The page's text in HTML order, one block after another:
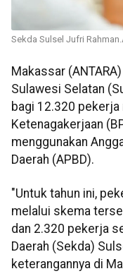
Sekda Sulsel Jufri
Makassar
Sulawesi Selatan
bagi 12.320
Ketenagakerjaan
menggunakan
Daerah (APBD).
"Untuk tahun ini,
melalui skema
dan 2.320 pekerja
Daerah (Sekda)
keterangannya di